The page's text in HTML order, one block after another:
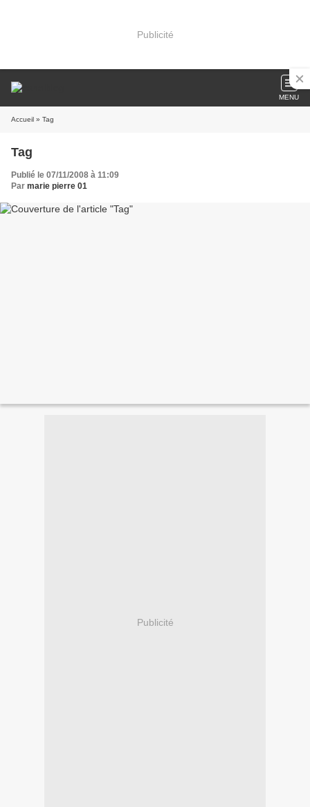
Publicité
MENU
Accueil » Tag
Tag
Publié le 07/11/2008 à 11:09
Par marie pierre 01
Publicité